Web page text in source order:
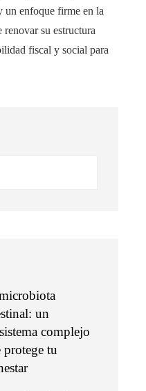
un enfoque firme en la
su estructura
fiscal y social para
un
complejo
protege tu